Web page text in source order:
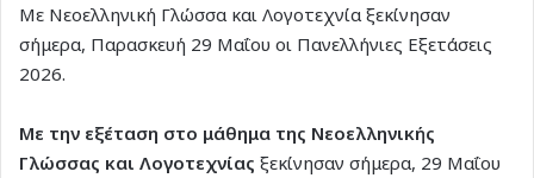
Με Νεοελληνική Γλώσσα και Λογοτεχνία ξεκίνησαν
σήμερα, Παρασκευή 29 Μαΐου οι Πανελλήνιες Εξετάσεις
2026.
Με την εξέταση στο μάθημα της Νεοελληνικής
Γλώσσας και Λογοτεχνίας ξεκίνησαν σήμερα, 29 Μαΐου